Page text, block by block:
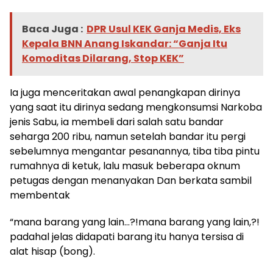
Baca Juga : DPR Usul KEK Ganja Medis, Eks
Kepala BNN Anang Iskandar: “Ganja Itu
Komoditas Dilarang, Stop KEK”
Ia juga menceritakan awal penangkapan dirinya
yang saat itu dirinya sedang mengkonsumsi Narkoba
jenis Sabu, ia membeli dari salah satu bandar
seharga 200 ribu, namun setelah bandar itu pergi
sebelumnya mengantar pesanannya, tiba tiba pintu
rumahnya di ketuk, lalu masuk beberapa oknum
petugas dengan menanyakan Dan berkata sambil
membentak
“mana barang yang lain…?!mana barang yang lain,?!
padahal jelas didapati barang itu hanya tersisa di
alat hisap (bong).